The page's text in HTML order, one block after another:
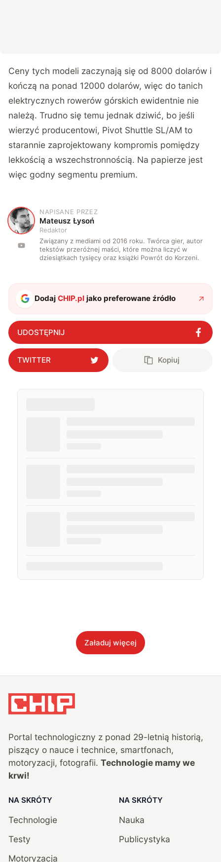
Ceny tych modeli zaczynają się od 8000 dolarów i
kończą na ponad 12000 dolarów, więc do tanich
elektrycznych rowerów górskich ewidentnie nie
należą. Trudno się temu jednak dziwić, bo jeśli
wierzyć producentowi, Pivot Shuttle SL/AM to
starannie zaprojektowany kompromis pomiędzy
lekkością a wszechstronnością. Na papierze jest
więc godny segmentu premium.
M
NAPISANE PRZEZ
Mateusz Łysoń
Redaktor
Związany z mediami od 2016 roku. Twórca gier, autor
tekstów przeróżnej maści, które można liczyć w
dziesiątkach tysięcy oraz książki Powrót do Korzeni.
DodajCHIP.pl jako preferowane źródło
UDOSTĘPNIJ
TWITTER Kopiuj
Załaduj więcej
Portal technologiczny z ponad 29-letnią historią,
piszący o nauce i technice, smartfonach,
motoryzacji, fotografii. Technologie mamy we
krwi!
NA SKRÓTY
Technologie
Testy
Motoryzacja
NA SKRÓTY
Nauka
Publicystyka